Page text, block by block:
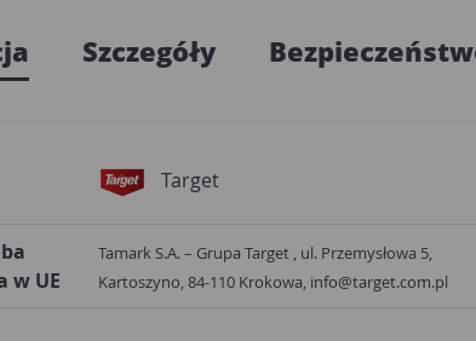
Szczegóły
Target
w UE
Tamark S.A. – Grupa Target , ul. Przemysłowa 5,
Kartoszyno, 84-110 Krokowa, info@target.com.pl